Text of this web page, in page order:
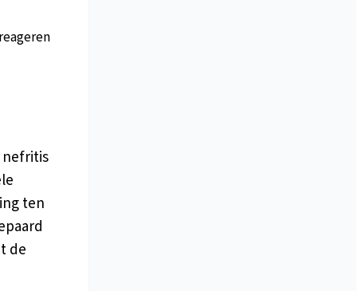
nefritis
ten
de